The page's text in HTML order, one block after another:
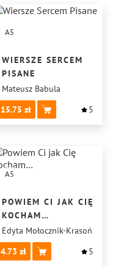
A5
WIERSZE SERCEM
PISANE
Mateusz Babula
15.75
5
A5
POWIEM CI JAK CIĘ
KOCHAM…
Edyta Mołocznik-Krasoń
4.73
5